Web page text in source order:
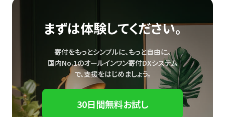
まずは体験してください。
寄付をもっとシンプルに、もっと自由に。
国内No.1のオールインワン寄付DXシステム
で、支援をはじめましょう。
30日間無料お試し